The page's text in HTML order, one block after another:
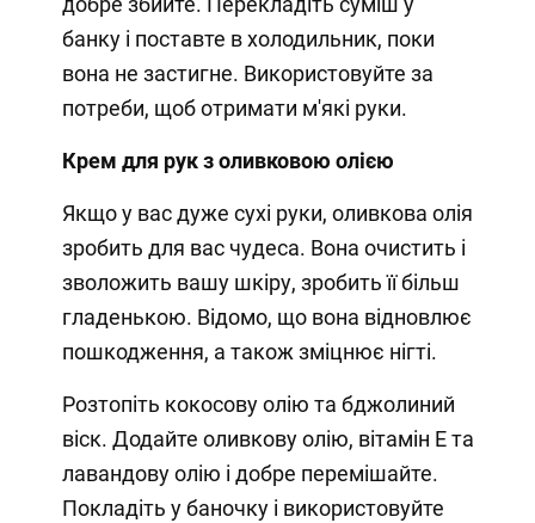
банку і поставте в холодильник, поки
вона не застигне. Використовуйте за
потреби, щоб отримати м'які руки.
Крем для рук з оливковою олією
Якщо у вас дуже сухі руки, оливкова олія
зробить для вас чудеса. Вона очистить і
зволожить вашу шкіру, зробить її більш
гладенькою. Відомо, що вона відновлює
пошкодження, а також зміцнює нігті.
Розтопіть кокосову олію та бджолиний
віск. Додайте оливкову олію, вітамін Е та
лавандову олію і добре перемішайте.
Покладіть у баночку і використовуйте